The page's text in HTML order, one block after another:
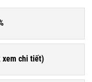
xem chi tiết)